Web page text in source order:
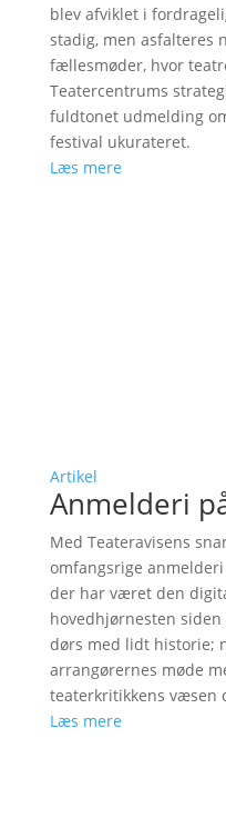
blev afviklet i
stadig, men asfalteres
fællesmøder, hvor
Teatercentrums
fuldtonet udmelding
festival ukurateret.
Læs mere
Artikel
Anmelderi
Med Teateravisens
omfangsrige
der har været den
hovedhjørnesten
dørs med lidt historie;
arrangørernes møde
teaterkritikkens væsen
Læs mere